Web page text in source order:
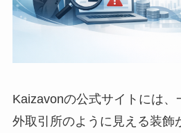
Kaizavonの公式サイトには
外取引所のように見える装飾